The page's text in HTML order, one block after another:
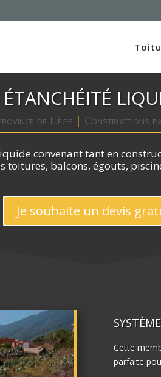
ÉTANCHÉITÉ
de Liège | Constructions
convenant tant en
balcons, égouts,
Je souhaite un devis
Cette
parfaite